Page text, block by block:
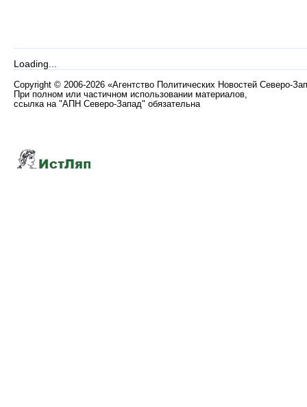
Loading...
Copyright © 2006-2026 «Агентство Политических Новостей Северо-
При полном или частичном использовании материалов,
ссылка на "АПН Северо-Запад" обязательна